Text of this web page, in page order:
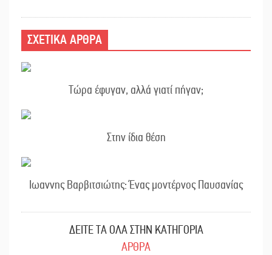
ΣΧΕΤΙΚΑ ΑΡΘΡΑ
Τώρα έφυγαν, αλλά γιατί πήγαν;
Στην ίδια θέση
Ιωαννης Βαρβιτσιώτης: Ένας μοντέρνος Παυσανίας
ΔΕΙΤΕ ΤΑ ΟΛΑ ΣΤΗΝ ΚΑΤΗΓΟΡΙΑ
ΑΡΘΡΑ